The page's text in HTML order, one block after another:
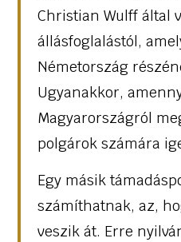
Christian Wulff által
állásfoglalástól,
Németország
Ugyanakkor,
Magyarországról
polgárok számára
Egy másik
számíthatnak, az,
veszik át. Erre